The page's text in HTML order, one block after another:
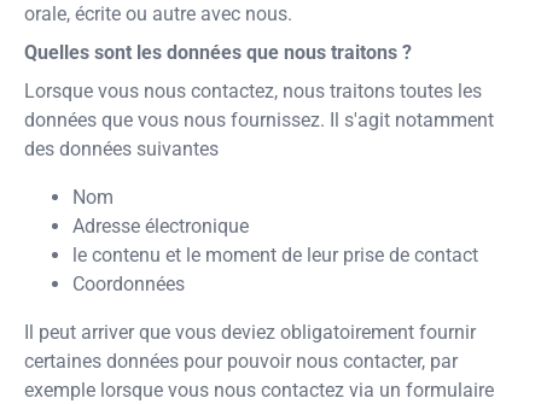
orale, écrite ou autre avec nous.
Quelles sont les données que nous traitons ?
Lorsque vous nous contactez, nous traitons toutes les
données que vous nous fournissez. Il s'agit notamment
des données suivantes
Nom
Adresse électronique
le contenu et le moment de leur prise de contact
Coordonnées
Il peut arriver que vous deviez obligatoirement fournir
certaines données pour pouvoir nous contacter, par
exemple lorsque vous nous contactez via un formulaire